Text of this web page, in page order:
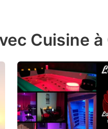
Cuisine à